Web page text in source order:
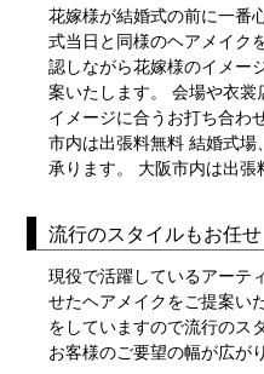
花嫁様が結婚式の前に一番
式当日と同様のヘアメイク
認しながら花嫁様のイメー
案いたします。 会場や衣
イメージに合うお打ち合わ
市内は出張料無料 結婚式
承ります。 大阪市内は出張
流行のスタイルもお任せ
現役で活躍しているアーテ
せたヘアメイクをご提案い
をしていますので流行のス
お客様のご要望の幅が広が